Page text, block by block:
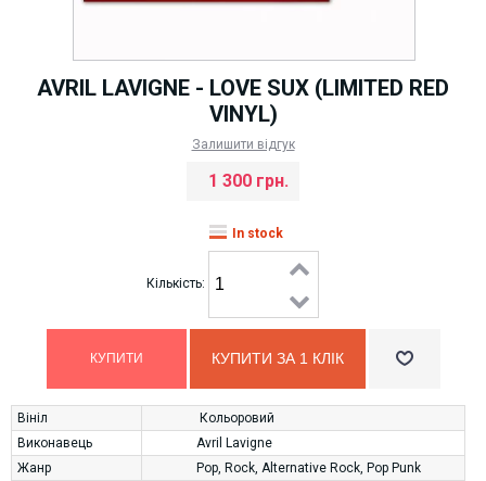
AVRIL LAVIGNE - LOVE SUX (LIMITED RED
VINYL)
Залишити відгук
1 300 грн.
In stock
Кількість:
КУПИТИ ЗА 1 КЛIК
Вініл
Кольоровий
Виконавець
Avril Lavigne
Жанр
Pop Rock Alternative Rock Pop Punk